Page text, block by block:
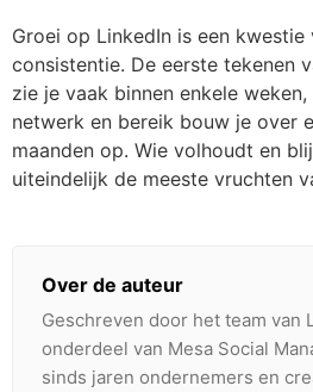
Groei op LinkedIn is een kwestie
consistentie. De eerste tekenen
zie je vaak binnen enkele
netwerk en bereik bouw je over
maanden op. Wie volhoudt en
uiteindelijk de meeste vruchten
Over de auteur
Geschreven door het team van
onderdeel van Mesa Social
sinds jaren ondernemers en